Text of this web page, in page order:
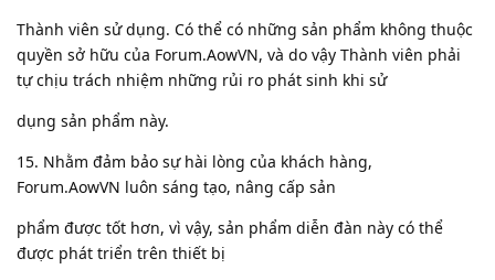
Thành viên sử dụng. Có thể có những sản phẩm không thuộc
quyền sở hữu của Forum.AowVN, và do vậy Thành viên phải
tự chịu trách nhiệm những rủi ro phát sinh khi sử
dụng sản phẩm này.
15. Nhằm đảm bảo sự hài lòng của khách hàng,
Forum.AowVN luôn sáng tạo, nâng cấp sản
phẩm được tốt hơn, vì vậy, sản phẩm diễn đàn này có thể
được phát triển trên thiết bị